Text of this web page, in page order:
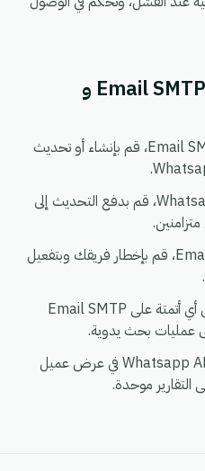
سير العمل الشائعة بين Email SMTP و
→ عند إنشاء سجل جديد في Email SMTP، قم بإنشاء أو تحديث
→ عندما يحدث تغيير في Whatsapp API، قم بدفع التحديث إلى
→ عندما تتغير الحالة في Email SMTP، قم بإخطار فريقك وبتفعيل
→ ابحث في Whatsapp API من أي أتمتة على Email SMTP
عمليات بحث يدوية.
→ اجمع بين Email SMTP و Whatsapp API في عرض عميل